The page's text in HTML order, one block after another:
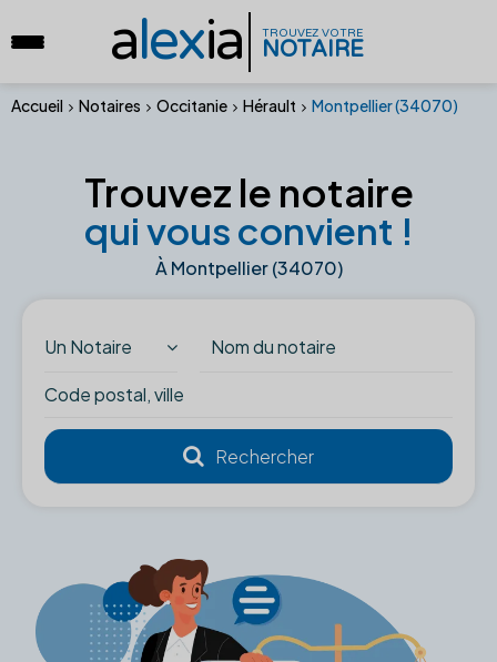
alexia TROUVEZ VOTRE
NOTAIRE
Accueil Notaires Occitanie Hérault Montpellier (34070)
Trouvez le notaire
qui vous convient !
À Montpellier (34070)
Un Notaire